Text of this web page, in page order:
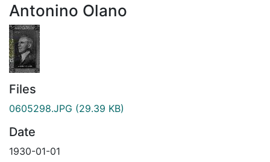
Antonino Olano
Files
0605298.JPG (29.39 KB)
Date
1930-01-01